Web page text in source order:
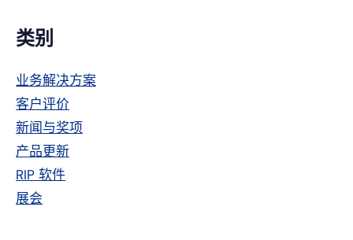
主
侧
栏
类别
业务解决方案
客户评价
新闻与奖项
产品更新
RIP 软件
展会